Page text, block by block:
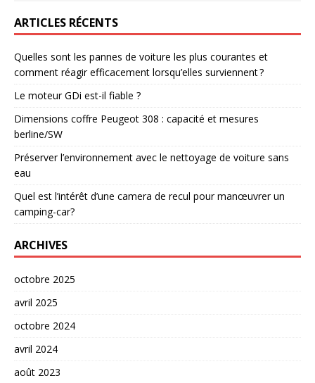
ARTICLES RÉCENTS
Quelles sont les pannes de voiture les plus courantes et
comment réagir efficacement lorsqu’elles surviennent ?
Le moteur GDi est-il fiable ?
Dimensions coffre Peugeot 308 : capacité et mesures
berline/SW
Préserver l’environnement avec le nettoyage de voiture sans
eau
Quel est l’intérêt d’une camera de recul pour manœuvrer un
camping-car?
ARCHIVES
octobre 2025
avril 2025
octobre 2024
avril 2024
août 2023